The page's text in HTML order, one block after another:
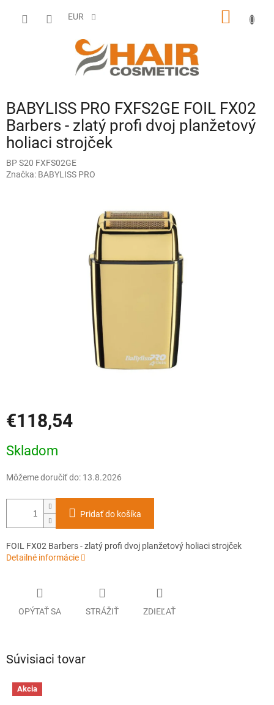
EUR
BABYLISS PRO FXFS2GE FOIL FX02
Barbers - zlatý profi dvoj planžetový
holiaci strojček
BP S20 FXFS02GE
Značka: BABYLISS PRO
€118,54
cena:
Skladom
Môžeme doručiť do: 13.8.2026
Pridať do košíka
FOIL FX02 Barbers - zlatý profi dvoj planžetový holiaci strojček
Detailné informácie
OPÝTAŤ SA STRÁŽIŤ ZDIEĽAŤ
Súvisiaci tovar
Akcia